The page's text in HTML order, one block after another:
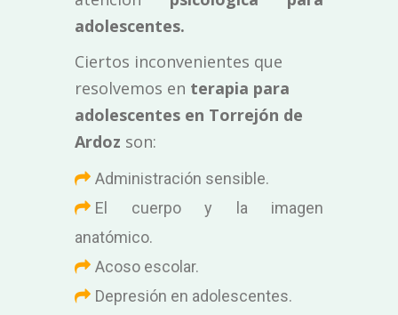
adolescentes.
Ciertos inconvenientes que
resolvemos en terapia para
adolescentes en Torrejón de
Ardoz son:
Administración sensible.
El cuerpo y la imagen
anatómico.
Acoso escolar.
Depresión en adolescentes.